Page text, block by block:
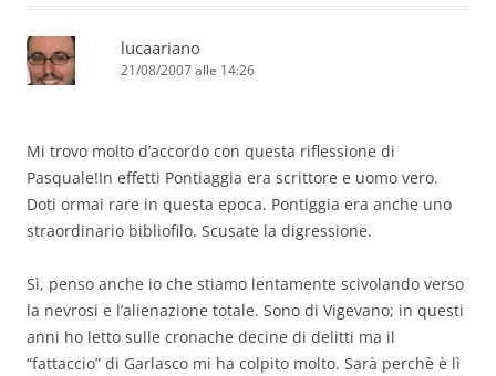
lucaariano
21/08/2007 alle 14:26
Mi trovo molto d’accordo con questa riflessione di
Pasquale!In effetti Pontiaggia era scrittore e uomo vero.
Doti ormai rare in questa epoca. Pontiggia era anche uno
straordinario bibliofilo. Scusate la digressione.
Sì, penso anche io che stiamo lentamente scivolando verso
la nevrosi e l’alienazione totale. Sono di Vigevano; in questi
anni ho letto sulle cronache decine di delitti ma il
“fattaccio” di Garlasco mi ha colpito molto. Sarà perchè è lì